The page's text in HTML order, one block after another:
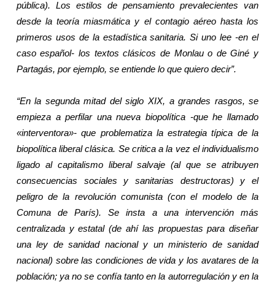
pública). Los estilos de pensamiento prevalecientes van
desde la teoría miasmática y el contagio aéreo hasta los
primeros usos de la estadística sanitaria. Si uno lee -en el
caso español- los textos clásicos de Monlau o de Giné y
Partagás, por ejemplo, se entiende lo que quiero decir”.
“En la segunda mitad del siglo XIX, a grandes rasgos, se
empieza a perfilar una nueva biopolítica -que he llamado
«interventora»- que problematiza la estrategia típica de la
biopolítica liberal clásica. Se critica a la vez el individualismo
ligado al capitalismo liberal salvaje (al que se atribuyen
consecuencias sociales y sanitarias destructoras) y el
peligro de la revolución comunista (con el modelo dela
Comunade París). Se insta a una intervención más
centralizada y estatal (de ahí las propuestas para diseñar
una ley de sanidad nacional y un ministerio de sanidad
nacional) sobre las condiciones de vida y los avatares de la
población; ya no se confía tanto en la autorregulación y en la